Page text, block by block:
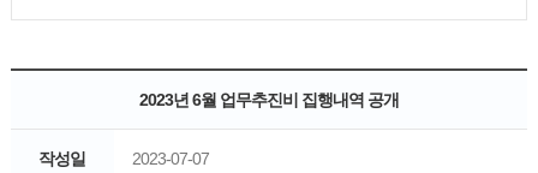
2023년 6월 업무추진비 집행내역 공개
작성일 2023-07-07